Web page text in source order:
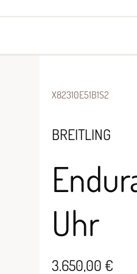
X82310E51B1S2
BREITLING
Uhr
3.650,00 €